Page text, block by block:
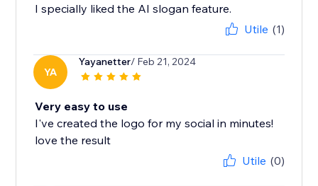
I specially liked the AI slogan feature.
Utile (1)
YA
Yayanetter/ Feb 21, 2024
Very easy to use
I've created the logo for my social in minutes!
love the result
Utile (0)